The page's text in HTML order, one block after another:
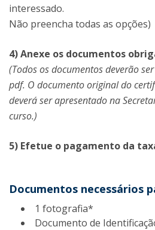
interessado.
Não preencha todas as opções)
4) Anexe os documentos
(Todos os documentos deverão
pdf. O documento original do
deverá ser apresentado na
curso.)
5) Efetue o pagamento da
Documentos necessários
1 fotografia*
Documento de